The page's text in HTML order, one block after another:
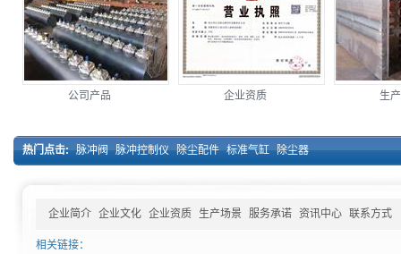
公司产品 企业资质 生
热门点击: 脉冲阀 脉冲控制仪 除尘配件 标准气缸 除尘器
企业简介 企业文化 企业资质 生产场景 服务承诺 资讯中心 联系方式
相关链接：